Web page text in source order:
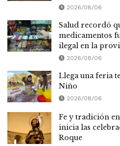
2026/08/06
Salud recordó
medicamentos
ilegal en la
2026/08/06
Llega una feria
Niño
2026/08/06
Fe y tradición
inicia las
Roque